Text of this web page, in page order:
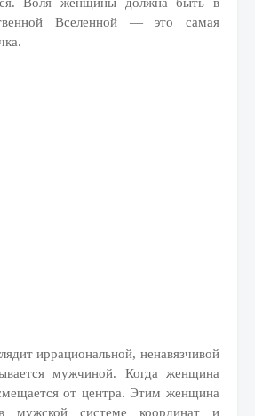
Вселенной — это самая
иррациональной, ненавязчивой
мужчиной. Когда женщина
от центра. Этим женщина
мужской системе координат и